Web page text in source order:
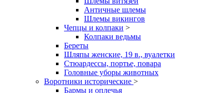
Античные шлемы
Шлемы викингов
Чепцы и колпаки >
Колпаки ведьмы
Береты
Шляпы женские, 19 в., вуалетки
Стюардессы, портье, повара
Головные уборы животных
Воротники исторические >
Бармы и оплечья